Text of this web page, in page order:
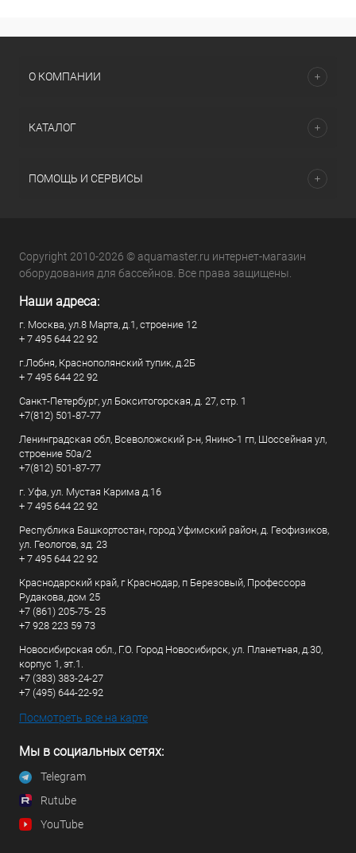
О КОМПАНИИ
КАТАЛОГ
ПОМОЩЬ И СЕРВИСЫ
Copyright 2010-2026 © aquamaster.ru интернет-магазин
оборудования для бассейнов. Все права защищены.
Наши адреса:
г. Москва, ул.8 Марта, д.1, строение 12
+ 7 495 644 22 92
г.Лобня, Краснополянский тупик, д.2Б
+ 7 495 644 22 92
Санкт-Петербург, ул Бокситогорская, д. 27, стр. 1
+7(812) 501-87-77
Ленинградская обл, Всеволожский р-н, Янино-1 гп, Шоссейная ул,
строение 50а/2
+7(812) 501-87-77
г. Уфа, ул. Мустая Карима д.16
+ 7 495 644 22 92
Республика Башкортостан, город Уфимский район, д. Геофизиков,
ул. Геологов, зд. 23
+ 7 495 644 22 92
Краснодарский край, г Краснодар, п Березовый, Профессора
Рудакова, дом 25
+7 (861) 205-75- 25
+7 928 223 59 73
Новосибирская обл., Г.О. Город Новосибирск, ул. Планетная, д.30,
корпус 1, эт.1.
+7 (383) 383-24-27
+7 (495) 644-22-92
Посмотреть все на карте
Мы в социальных сетях:
Telegram
Rutube
YouTube